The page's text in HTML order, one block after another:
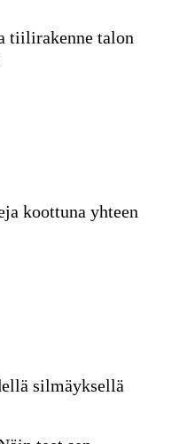
tiilirakenne talon
koottuna yhteen
silmäyksellä